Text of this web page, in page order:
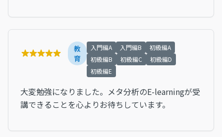
教
育
入門編A 入門編B
初級編A
初級編B
初級編C
初級編D
初級編E
大変勉強になりました。メタ分析のE-learningが受
講できることを心よりお待ちしています。